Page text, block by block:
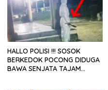
HALLO POLISI !!! SOSOK
BERKEDOK POCONG DIDUGA
BAWA SENJATA TAJAM